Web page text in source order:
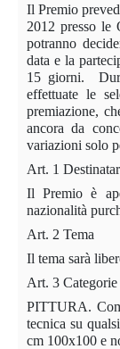
Il Premio
2012 presso
potranno
data e la
15 giorni.
effettuate le
premiazione,
ancora da
variazioni solo
Art. 1
Il Premio è
nazionalità
Art. 2 Tema
Il tema sarà
Art. 3 Categorie
PITTURA.
tecnica su
cm 100x100 e